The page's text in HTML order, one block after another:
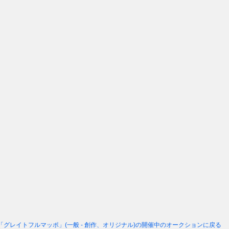
「グレイトフルマッポ」(一般 - 創作、オリジナル)の開催中のオークションに戻る